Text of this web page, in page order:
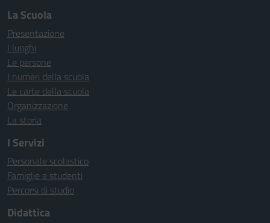
La Scuola
Presentazione
I luoghi
Le persone
I numeri della scuola
Le carte della scuola
Organizzazione
La storia
I Servizi
Personale scolastico
Famiglie e studenti
Percorsi di studio
Didattica